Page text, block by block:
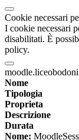
Cookie necessari
I cookie necessari
disabilitati. È
policy.
Nome
Tipologia
Proprieta
Descrizione
Durata
Nome: